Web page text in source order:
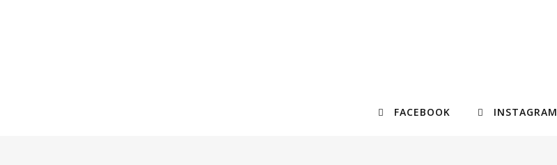
FACEBOOK INSTAGRAM